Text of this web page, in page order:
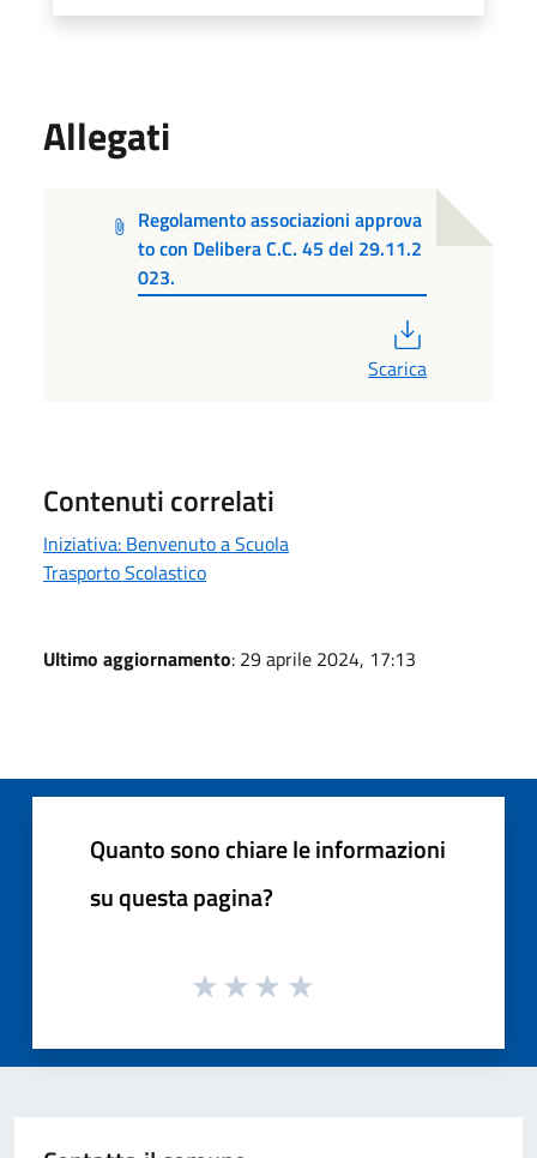
Allegati
Regolamento associazioni approva
to con Delibera C.C. 45 del 29.11.2
023.
Scarica
Contenuti correlati
Iniziativa: Benvenuto a Scuola
Trasporto Scolastico
Ultimo aggiornamento: 29 aprile 2024, 17:13
Quanto sono chiare le informazioni
su questa pagina?